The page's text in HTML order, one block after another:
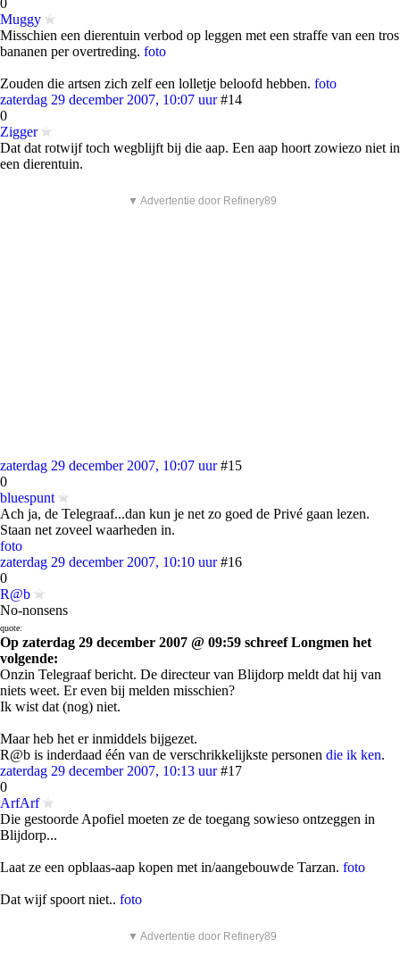
0
Muggy
Misschien een dierentuin verbod op leggen met een straffe van een tros
bananen per overtreding. foto
Zouden die artsen zich zelf een lolletje beloofd hebben. foto
zaterdag 29 december 2007, 10:07 uur #14
0
Zigger
Dat dat rotwijf toch wegblijft bij die aap. Een aap hoort zowiezo niet in
een dierentuin.
▼ Advertentie door Refinery89
zaterdag 29 december 2007, 10:07 uur #15
0
bluespunt
Ach ja, de Telegraaf...dan kun je net zo goed de Privé gaan lezen.
Staan net zoveel waarheden in.
foto
zaterdag 29 december 2007, 10:10 uur #16
0
R@b
No-nonsens
quote:
Op zaterdag 29 december 2007 @ 09:59 schreef Longmen het
volgende:
Onzin Telegraaf bericht. De directeur van Blijdorp meldt dat hij van
niets weet. Er even bij melden misschien?
Ik wist dat (nog) niet.
Maar heb het er inmiddels bijgezet.
R@b is inderdaad één van de verschrikkelijkste personen die ik ken.
zaterdag 29 december 2007, 10:13 uur #17
0
ArfArf
Die gestoorde Apofiel moeten ze de toegang sowieso ontzeggen in
Blijdorp...
Laat ze een opblaas-aap kopen met in/aangebouwde Tarzan. foto
Dat wijf spoort niet.. foto
▼ Advertentie door Refinery89